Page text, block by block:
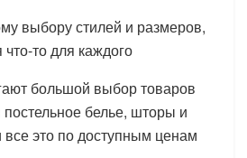
выбору стилей и размеров,
то для каждого
большой выбор товаров
белье, шторы и
все это по доступным ценам